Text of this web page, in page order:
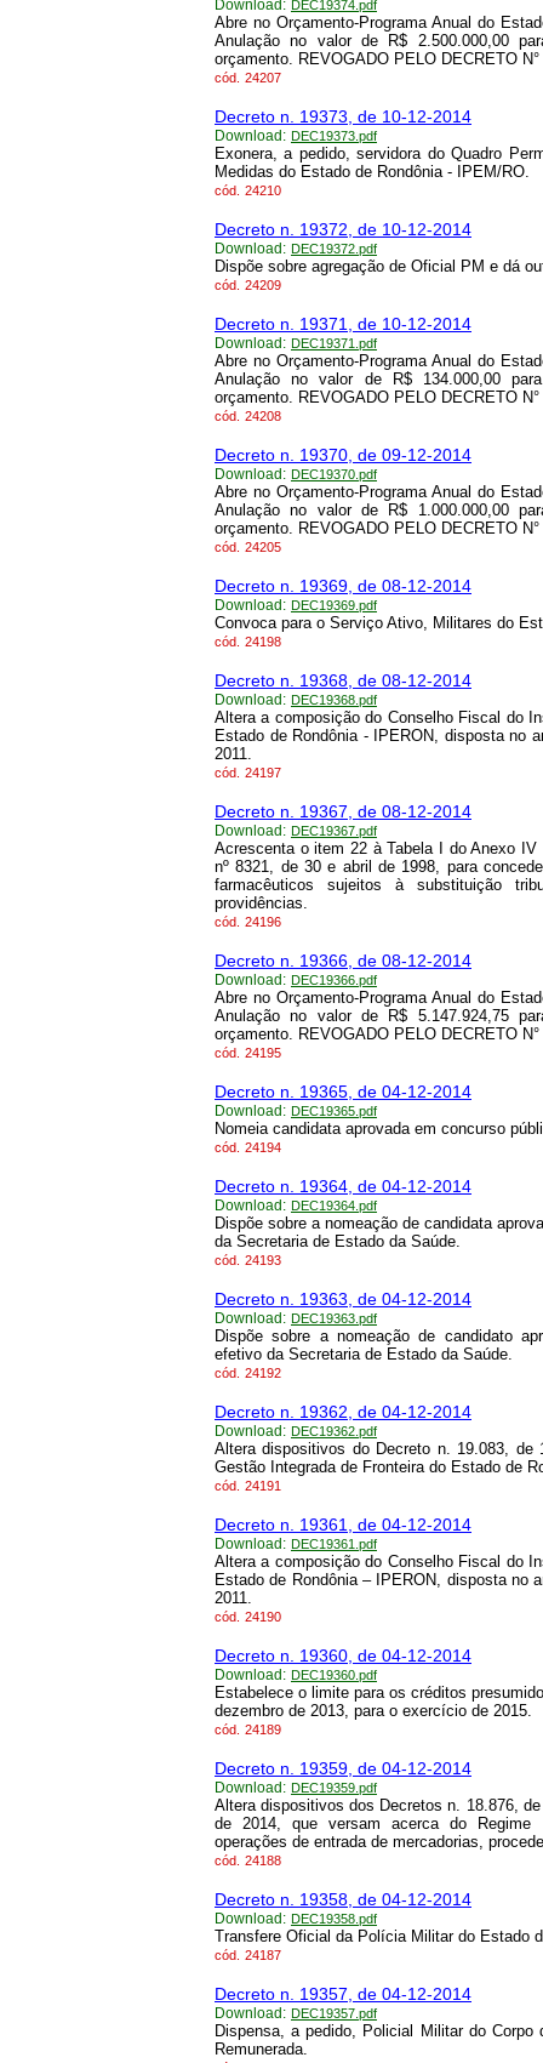
Download: DEC19374.pdf
Abre no Orçamento-Programa Anual do
Anulação no valor de R$ 2.500.000,00
orçamento. REVOGADO PELO DECRETO
cód. 24207
Decreto n. 19373, de 10-12-2014
Download: DEC19373.pdf
Exonera, a pedido, servidora do Quadro
Medidas do Estado de Rondônia - IPEM/RO.
cód. 24210
Decreto n. 19372, de 10-12-2014
Download: DEC19372.pdf
Dispõe sobre agregação de Oficial PM e dá
cód. 24209
Decreto n. 19371, de 10-12-2014
Download: DEC19371.pdf
Abre no Orçamento-Programa Anual do
Anulação no valor de R$ 134.000,00
orçamento. REVOGADO PELO DECRETO
cód. 24208
Decreto n. 19370, de 09-12-2014
Download: DEC19370.pdf
Abre no Orçamento-Programa Anual do
Anulação no valor de R$ 1.000.000,00
orçamento. REVOGADO PELO DECRETO
cód. 24205
Decreto n. 19369, de 08-12-2014
Download: DEC19369.pdf
Convoca para o Serviço Ativo, Militares do
cód. 24198
Decreto n. 19368, de 08-12-2014
Download: DEC19368.pdf
Altera a composição do Conselho Fiscal do
Estado de Rondônia - IPERON, disposta no
2011.
cód. 24197
Decreto n. 19367, de 08-12-2014
Download: DEC19367.pdf
Acrescenta o item 22 à Tabela I do Anexo
nº 8321, de 30 e abril de 1998, para
farmacêuticos sujeitos à substituição
providências.
cód. 24196
Decreto n. 19366, de 08-12-2014
Download: DEC19366.pdf
Abre no Orçamento-Programa Anual do
Anulação no valor de R$ 5.147.924,75
orçamento. REVOGADO PELO DECRETO
cód. 24195
Decreto n. 19365, de 04-12-2014
Download: DEC19365.pdf
Nomeia candidata aprovada em concurso
cód. 24194
Decreto n. 19364, de 04-12-2014
Download: DEC19364.pdf
Dispõe sobre a nomeação de candidata
da Secretaria de Estado da Saúde.
cód. 24193
Decreto n. 19363, de 04-12-2014
Download: DEC19363.pdf
Dispõe sobre a nomeação de candidato
efetivo da Secretaria de Estado da Saúde.
cód. 24192
Decreto n. 19362, de 04-12-2014
Download: DEC19362.pdf
Altera dispositivos do Decreto n. 19.083,
Gestão Integrada de Fronteira do Estado de
cód. 24191
Decreto n. 19361, de 04-12-2014
Download: DEC19361.pdf
Altera a composição do Conselho Fiscal do
Estado de Rondônia – IPERON, disposta no
2011.
cód. 24190
Decreto n. 19360, de 04-12-2014
Download: DEC19360.pdf
Estabelece o limite para os créditos
dezembro de 2013, para o exercício de 2015.
cód. 24189
Decreto n. 19359, de 04-12-2014
Download: DEC19359.pdf
Altera dispositivos dos Decretos n. 18.876,
de 2014, que versam acerca do Regime
operações de entrada de mercadorias,
cód. 24188
Decreto n. 19358, de 04-12-2014
Download: DEC19358.pdf
Transfere Oficial da Polícia Militar do Estado
cód. 24187
Decreto n. 19357, de 04-12-2014
Download: DEC19357.pdf
Dispensa, a pedido, Policial Militar do
Remunerada.